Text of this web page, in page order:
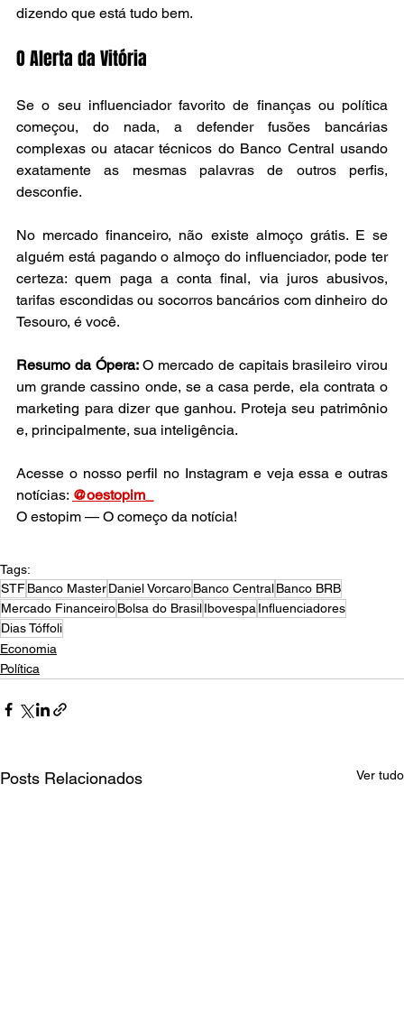
dizendo que está tudo bem.
O Alerta da Vitória
Se o seu influenciador favorito de finanças ou política
começou, do nada, a defender fusões bancárias
complexas ou atacar técnicos do Banco Central usando
exatamente as mesmas palavras de outros perfis,
desconfie.
No mercado financeiro, não existe almoço grátis. E se
alguém está pagando o almoço do influenciador, pode ter
certeza: quem paga a conta final, via juros abusivos,
tarifas escondidas ou socorros bancários com dinheiro do
Tesouro, é você.
Resumo da Ópera: O mercado de capitais brasileiro virou
um grande cassino onde, se a casa perde, ela contrata o
marketing para dizer que ganhou. Proteja seu patrimônio
e, principalmente, sua inteligência.
Acesse o nosso perfil no Instagram e veja essa e outras
notícias: @oestopim_
O estopim — O começo da notícia!
Tags:
STFBanco MasterDaniel VorcaroBanco CentralBanco BRB
Mercado FinanceiroBolsa do BrasilIbovespaInfluenciadores
Dias Tóffoli
Economia
Política
Posts Relacionados Ver tudo